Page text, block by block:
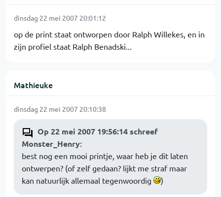
dinsdag 22 mei 2007 20:01:12
op de print staat ontworpen door Ralph Willekes, en in
zijn profiel staat Ralph Benadski...
Mathieuke
dinsdag 22 mei 2007 20:10:38
Op 22 mei 2007 19:56:14 schreef
Monster_Henry:
best nog een mooi printje, waar heb je dit laten
ontwerpen? (of zelf gedaan? lijkt me straf maar
kan natuurlijk allemaal tegenwoordig
)